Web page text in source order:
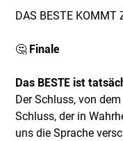
DAS BESTE KOMMT
🤔 Finale
Das BESTE ist
Der Schluss, von
Schluss, der in
uns die Sprache